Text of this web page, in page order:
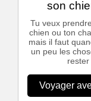
son
Tu veux
chien ou ton
mais il faut
un peu les
rester
Voyager